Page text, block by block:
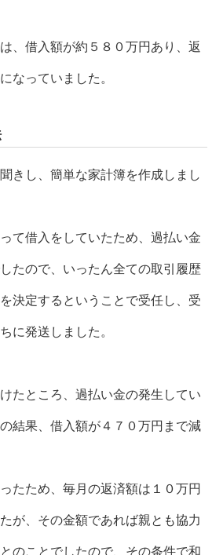
、借入額が約５８０万円あり、返
なっていました。
きし、簡単な家計簿を作成しまし
て借入をしていたため、過払い金
たので、いったん全ての取引履歴
決定するということで受任し、受
に発送しました。
たところ、過払い金の発生してい
結果、借入額が４７０万円まで減
たため、毎月の返済額は１０万円
が、その金額であれば親とも協力
のことでしたので、その条件で和